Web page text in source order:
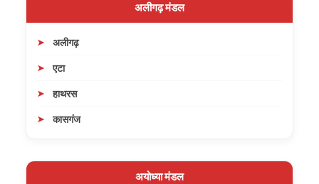
अलीगढ़ मंडल
अलीगढ़
एटा
हाथरस
कासगंज
अयोध्या मंडल